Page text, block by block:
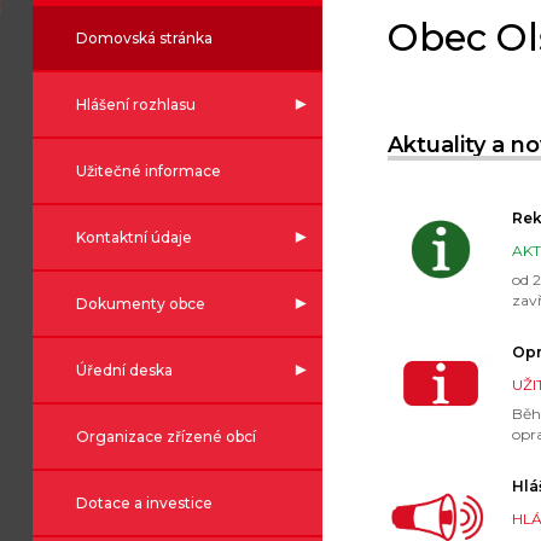
Domovská stránka
Hlášení rozhlasu
Užitečné informace
Kontaktní údaje
Dokumenty obce
Úřední deska
Organizace zřízené obcí
Dotace a investice
Obec
Aktuality a
od